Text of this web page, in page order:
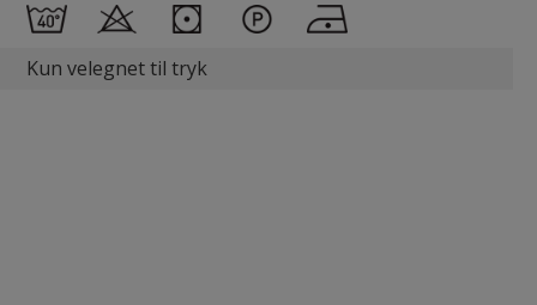
Kun velegnet til tryk